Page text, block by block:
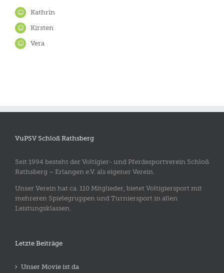
Kathrin
Kirsten
Vera
VuPSV Schloß Rathsberg
Seit 1994 besteht der Voltigier- und Pferdesportverein Schloß
Rathsberg – Erlangen e.V. als eigener Verein.
Unser Verein hat ca. 110 Mitglieder, bietet Voltigiersport mit
mehreren Spielegruppen und Turniersport in allen
Leistungsklassen.
Letzte Beiträge
Unser Movie ist da